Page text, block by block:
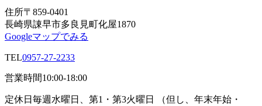
住所〒859-0401
長崎県諌早市多良見町化屋1870
Googleマップでみる
TEL0957-27-2233
営業時間10:00-18:00
定休日 毎週水曜日、第1・第3火曜日 （但し、年末年始・